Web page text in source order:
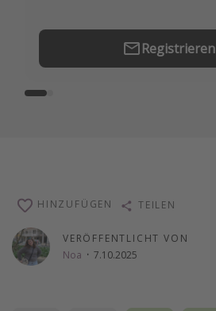
Registrieren
VERÖFFENTLICHT VON
Noa · 7.10.2025
HINZUFÜGEN TEILEN